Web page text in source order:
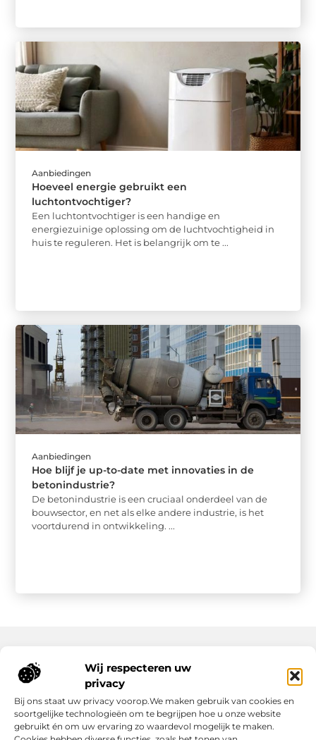
Wij respecteren uw
privacy
Bij ons staat uw privacy voorop.We maken gebruik van cookies en
soortgelijke technologieën om te begrijpen hoe u onze website
gebruikt én om uw ervaring zo waardevol mogelijk te maken.
Aanbiedingen
Hoeveel energie gebruikt een
luchtontvochtiger?
Een luchtontvochtiger is een handige en
energiezuinige oplossing om de luchtvochtigheid in
huis te reguleren. Het is belangrijk om te ...
Aanbiedingen
Hoe blijf je up-to-date met innovaties in de
betonindustrie?
De betonindustrie is een cruciaal onderdeel van de
bouwsector, en net als elke andere industrie, is het
voortdurend in ontwikkeling. ...
Onze informatie